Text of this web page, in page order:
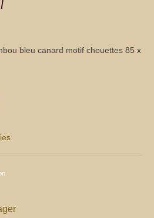
bleu canard motif chouettes 85 x